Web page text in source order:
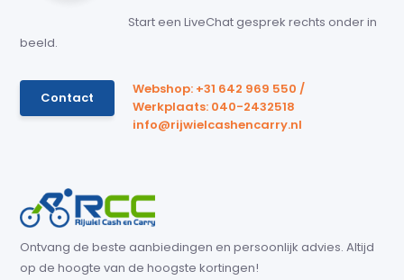
Start een LiveChat gesprek rechts onder in
beeld.
Contact
Webshop: +31 642 969 550 /
Werkplaats: 040-2432518
info@rijwielcashencarry.nl
Ontvang de beste aanbiedingen en persoonlijk advies. Altijd
op de hoogte van de hoogste kortingen!